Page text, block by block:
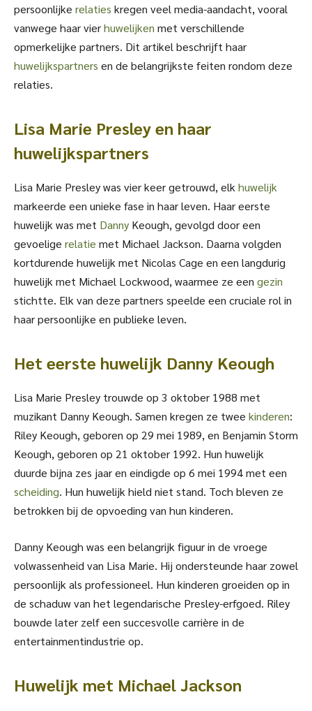
persoonlijke relaties kregen veel media-aandacht, vooral
vanwege haar vierhuwelijken met verschillende
opmerkelijke partners. Dit artikel beschrijft haar
huwelijkspartners en de belangrijkste feiten rondom deze
relaties.
Lisa Marie Presley en haar
huwelijkspartners
Lisa Marie Presley was vier keer getrouwd, elk huwelijk
markeerde een unieke fase in haar leven. Haar eerste
huwelijk was met Danny Keough, gevolgd door een
gevoelige relatie met Michael Jackson. Daarna volgden
kortdurende huwelijk met Nicolas Cage en een langdurig
huwelijk met Michael Lockwood, waarmee ze een gezin
stichtte. Elk van deze partners speelde een cruciale rol in
haar persoonlijke en publieke leven.
Het eerste huwelijk Danny Keough
Lisa Marie Presley trouwde op 3 oktober 1988 met
muzikant Danny Keough. Samen kregen ze twee kinderen:
Riley Keough, geboren op 29 mei 1989, en Benjamin Storm
Keough, geboren op 21 oktober 1992. Hun huwelijk
duurde bijna zes jaar en eindigde op 6 mei 1994 met een
scheiding. Hun huwelijk hield niet stand. Toch bleven ze
betrokken bij de opvoeding van hun kinderen.
Danny Keough was een belangrijk figuur in de vroege
volwassenheid van Lisa Marie. Hij ondersteunde haar zowel
persoonlijk als professioneel. Hun kinderen groeiden op in
de schaduw van het legendarische Presley-erfgoed. Riley
bouwde later zelf een succesvolle carrière in de
entertainmentindustrie op.
Huwelijk met Michael Jackson